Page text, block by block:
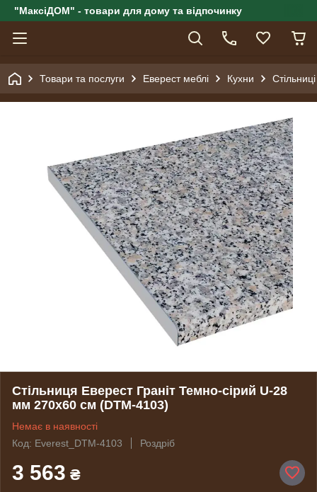
"МаксіДОМ" - товари для дому та відпочинку
Товари та послуги Еверест меблі Кухни Стільниці
Стільниця Еверест Граніт Темно-сірий U-28
мм 270х60 см (DTM-4103)
Немає в наявності
Код: Everest_DTM-4103
Роздріб
3 563 ₴